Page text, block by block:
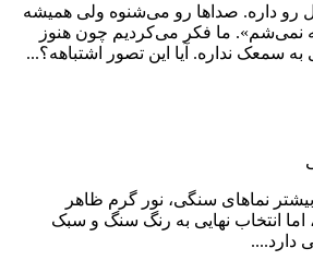
رو داره. صداها رو می‌شنوه ولی همیشه
نمی‌شم». ما فکر می‌کردیم چون هنوز
سمعک نداره. آیا این تصور اشتباهه؟...
نماهای سنگی، نور گرم ظاهر
اما انتخاب نهایی به رنگ سنگ و سبک
دارد....